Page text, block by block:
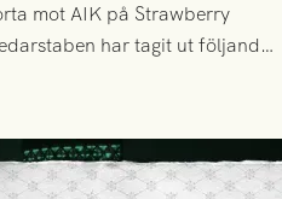
mot AIK på Strawberry
har tagit ut följande